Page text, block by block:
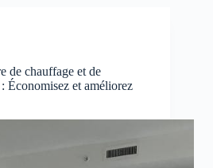
de chauffage et de
Économisez et améliorez